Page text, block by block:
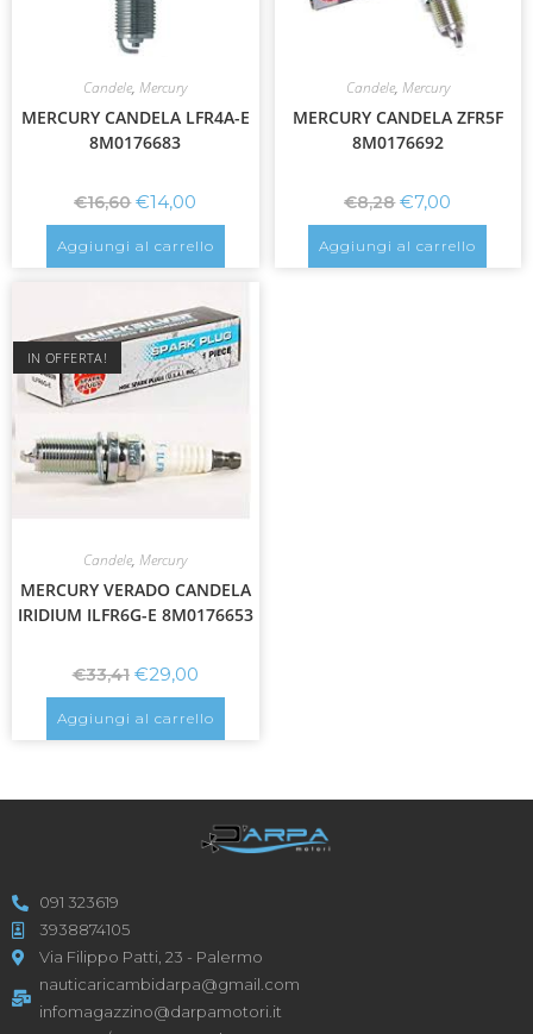
Candele,Mercury
MERCURY CANDELA LFR4A-E
8M0176683
€16,60 €14,00
Aggiungi al carrello
Candele, Mercury
MERCURY CANDELA ZFR5F
8M0176692
€8,28 €7,00
Aggiungi al carrello
IN OFFERTA!
Candele,Mercury
MERCURY VERADO CANDELA
IRIDIUM ILFR6G-E 8M0176653
€33,41 €29,00
Aggiungi al carrello
091 323619
3938874105
Via Filippo Patti, 23 - Palermo
nauticaricambidarpa@gmail.com
infomagazzino@darpamotori.it